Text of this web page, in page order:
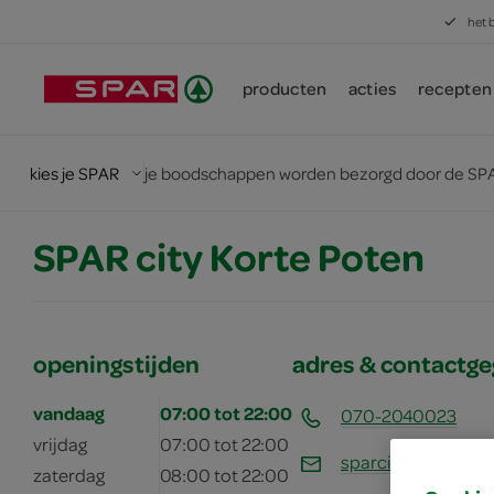
het
producten acties recepten
kies je SPAR je boodschappen worden bezorgd door de
SPAR city Korte Poten
openingstijden
vandaag 07:00 tot 22:00
vrijdag
07:00 tot 22:00
zaterdag
08:00 tot 22:00
adres &
070-2040023